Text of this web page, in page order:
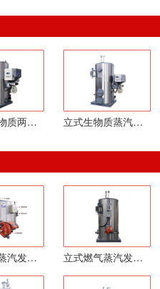
燃油气生物质两用蒸汽发生器 立式生物质蒸汽发生器
低氮燃气蒸汽发生器 立式燃气蒸汽发生器